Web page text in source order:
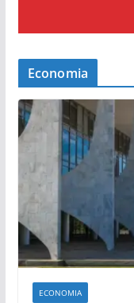
Economia
ECONOMIA